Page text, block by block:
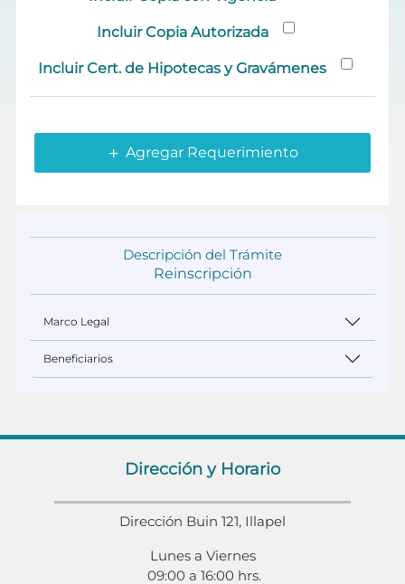
Incluir Copia Autorizada
Incluir Cert. de Hipotecas y Gravámenes
Agregar Requerimiento
Descripción del Trámite
Reinscripción
Marco Legal
Beneficiarios
Dirección y Horario
Dirección Buin 121, Illapel
Lunes a Viernes
09:00 a 16:00 hrs.